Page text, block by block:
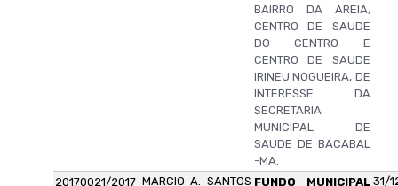
BAIRRO DA AREIA,
CENTRO DE SAUDE
DO CENTRO E
CENTRO DE SAUDE
IRINEU NOGUEIRA, DE
INTERESSE DA
SECRETARIA
MUNICIPAL DE
SAUDE DE BACABAL
-MA.
20170021/2017 MARCIO A. SANTOS FUNDO MUNICIPAL 31/